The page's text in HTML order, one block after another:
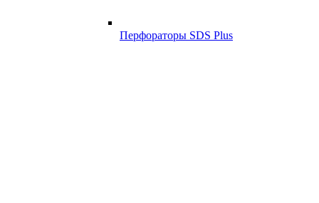
Перфораторы SDS Plus